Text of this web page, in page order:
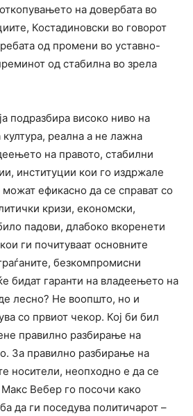
на довербата во
Костадиновски во говорот
од промени во уставно-
од стабилна во зрела
подразбира високо ниво на
реална а не лажна
на правото, стабилни
институции кои го издржале
ефикасно да се справат со
кризи, економски,
падови, длабоко вкоренети
ги почитуваат основните
безкомпромисни
бидат гаранти на владеењето на
лесно? Не воопшто, но и
со првиот чекор. Кој би бил
правилно разбирање на
За правилно разбирање на
носители, неопходно е да се
Вебер го посочи како
да ги поседува политичарот –